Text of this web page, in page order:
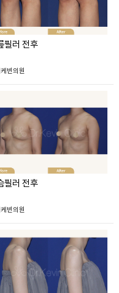
필러 전후
빈의원
필러 전후
빈의원